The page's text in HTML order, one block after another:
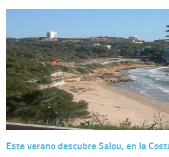
Este verano descubre Salou, en la